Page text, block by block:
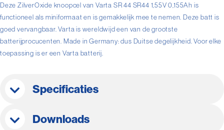
Deze ZilverOxide knoopcel van Varta SR 44 SR44 1,55V 0,155Ah is
functioneel als miniformaat en is gemakkelijk mee te nemen. Deze batt is
goed vervangbaar. Varta is wereldwijd een van de grootste
batterijprocucenten. Made in Germany: dus Duitse degelijkheid. Voor elke
toepassing is er een Varta batterij.
Specificaties
Downloads